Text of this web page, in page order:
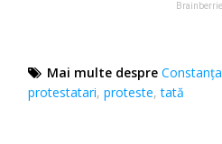
Mai multe despre Constanţa
protestatari,proteste,tată